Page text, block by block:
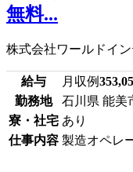
無料...
株式会社ワールドイ
給与 月収例
勤務地
石川県 能美
寮・社宅 あり
仕事内容 製造オペレ